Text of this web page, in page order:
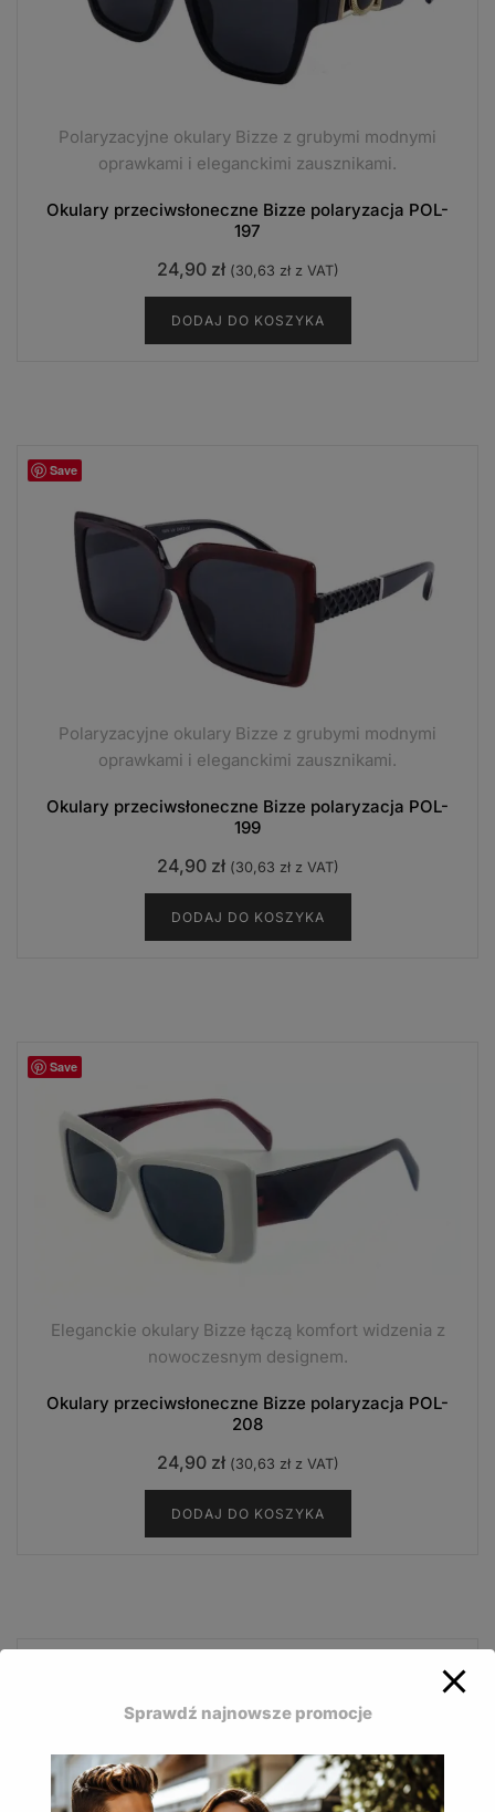
Polaryzacyjne okulary Bizze z grubymi modnymi
oprawkami i eleganckimi zausznikami.
Okulary przeciwsłoneczne Bizze polaryzacja POL-
197
24,90 zł (30,63 złz VAT)
DODAJ DO KOSZYKA
Save
Polaryzacyjne okulary Bizze z grubymi modnymi
oprawkami i eleganckimi zausznikami.
Okulary przeciwsłoneczne Bizze polaryzacja POL-
199
24,90 zł (30,63 złz VAT)
DODAJ DO KOSZYKA
Save
Eleganckie okulary Bizze łączą komfort widzenia z
nowoczesnym designem.
Okulary przeciwsłoneczne Bizze polaryzacja POL-
208
24,90 zł (30,63 złz VAT)
DODAJ DO KOSZYKA
Sprawdź najnowsze promocje